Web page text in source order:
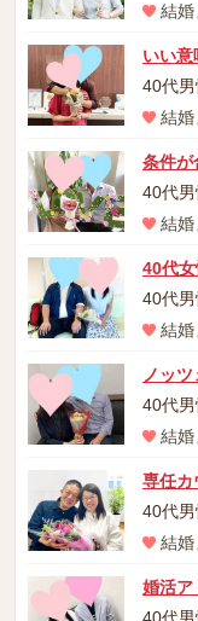
結婚
いい
40代
結婚
条件が
40代
結婚
40代女
40代
結婚
ノッ
40代
結婚
専任カ
40代
結婚
婚活ア